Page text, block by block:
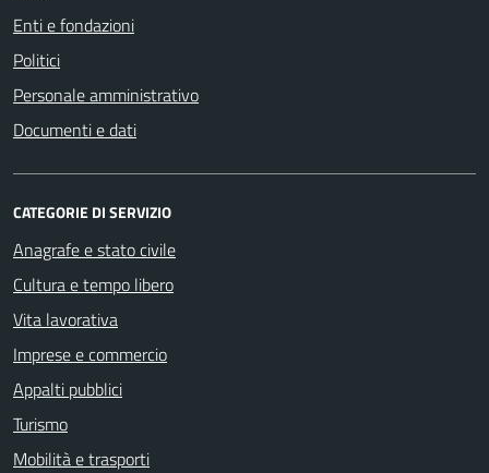
Enti e fondazioni
Politici
Personale amministrativo
Documenti e dati
CATEGORIE DI SERVIZIO
Anagrafe e stato civile
Cultura e tempo libero
Vita lavorativa
Imprese e commercio
Appalti pubblici
Turismo
Mobilità e trasporti